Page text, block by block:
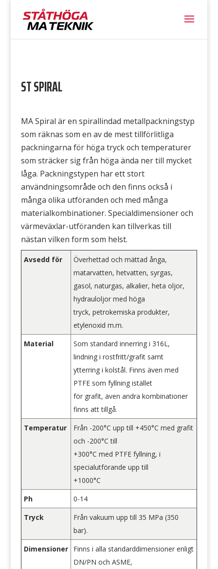
ST SPIRAL
MA Spiral är en spirallindad metallpackningstyp
som räknas som en av de mest tillförlitliga
packningarna för höga tryck och temperaturer
som sträcker sig från höga ända ner till mycket
låga. Packningstypen har ett stort
användningsområde och den finns också i
många olika utföranden och med många
materialkombinationer. Specialdimensioner och
värmeväxlar-utföranden kan tillverkas till
nästan vilken form som helst.
Avsedd för
Överhettad och mättad ånga,
matarvatten, hetvatten, syrgas,
gasol, naturgas, alkalier, heta oljor,
hydrauloljor med höga
tryck, petrokemiska produkter,
etylenoxid m.m.
Material
Som standard innerring i 316L,
lindning i rostfritt/grafit samt
ytterring i kolstål. Finns även med
PTFE som fyllning istället
för grafit, även andra kombinationer
finns att tillgå.
Temperatur
Från -200°C upp till +450°C med grafit
och -200°C till
+300°C med PTFE fyllning, i
specialutförande upp till
+1000°C
Ph
0-14
Tryck
Från vakuum upp till 35 MPa (350
bar).
Dimensioner
Finns i alla standarddimensioner enligt
DN/PN och ASME,